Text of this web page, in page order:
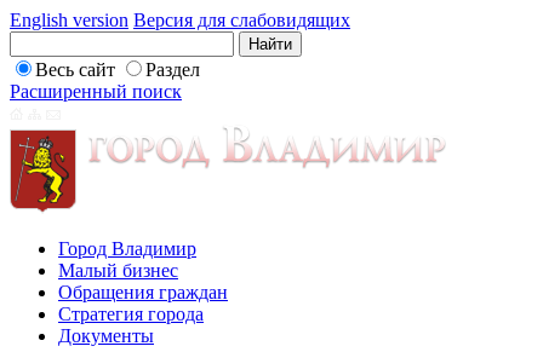
English version Версия для слабовидящих
Весь сайт
Раздел
Расширенный поиск
Город Владимир
Малый бизнес
Обращения граждан
Стратегия города
Документы